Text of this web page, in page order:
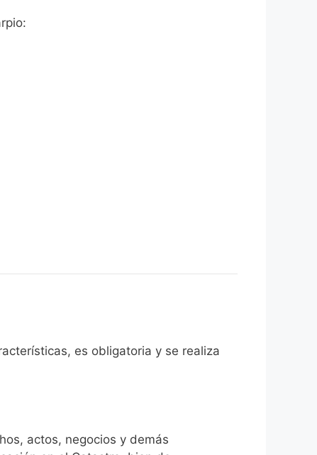
es obligatoria y se realiza
actos, negocios y demás